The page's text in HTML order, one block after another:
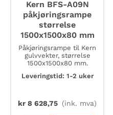
Kern BFS-A09N
påkjøringsrampe
størrelse
1500x1500x80 mm
Påkjøringsrampe til Kern
gulvvekter, størrelse
1500x1500x80 mm.
Leveringstid: 1-2 uker
kr 8 628,75 (ink. mva)